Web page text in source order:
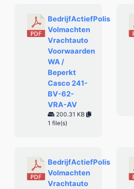
BedrijfActiefPolis
Volmachten
Vrachtauto
Voorwaarden
WA /
Beperkt
Casco 241-
BV-62-
VRA-AV
200.31 KB
1 file(s)
BedrijfActiefPolis
Volmachten
Vrachtauto